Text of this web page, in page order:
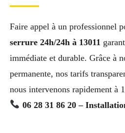
Faire appel à un professionnel
serrure 24h/24h à 13011
immédiate et durable. Grâce à
permanente, nos tarifs
nous intervenons rapidement à
06 28 31 86 20 –